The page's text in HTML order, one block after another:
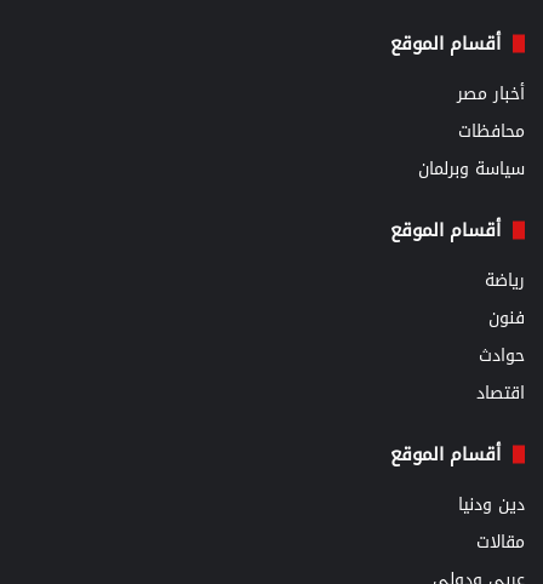
أقسام الموقع
أخبار مصر
محافظات
سياسة وبرلمان
أقسام الموقع
رياضة
فنون
حوادث
اقتصاد
أقسام الموقع
دين ودنيا
مقالات